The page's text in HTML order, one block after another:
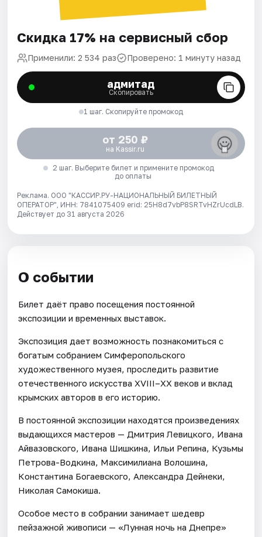
Скидка 17% на сервисный сбор
Применили: 2 534 раз Проверено: 1 минуту назад
адмитад
Скопировать
1 шаг. Скопируйте промокод
от 250 ₽
на Kassir.ru
2 шаг. Выберите билет и примените промокод
до оплаты
Реклама. ООО "КАССИР.РУ-НАЦИОНАЛЬНЫЙ БИЛЕТНЫЙ
ОПЕРАТОР", ИНН: 7841075409 erid: 25H8d7vbP8SRTvHZrUcdLB.
Действует до 31 августа 2026
О событии
Билет даёт право посещения постоянной
экспозиции и временных выставок.
Экспозиция дает возможность познакомиться с
богатым собранием Симферопольского
художественного музея, проследить развитие
отечественного искусства XVIII–ХХ веков и вклад
крымских авторов в его историю.
В постоянной экспозиции находятся произведениях
выдающихся мастеров — Дмитрия Левицкого, Ивана
Айвазовского, Ивана Шишкина, Ильи Репина, Кузьмы
Петрова-Водкина, Максимилиана Волошина,
Константина Богаевского, Александра Дейнеки,
Николая Самокиша.
Особое место в собрании занимает шедевр
пейзажной живописи — «Лунная ночь на Днепре»